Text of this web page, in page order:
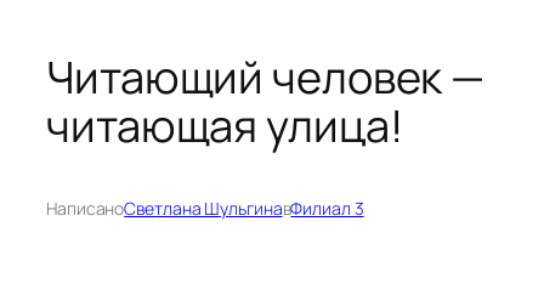
Читающий человек —
читающая улица!
НаписаноСветлана ШульгинавФилиал 3